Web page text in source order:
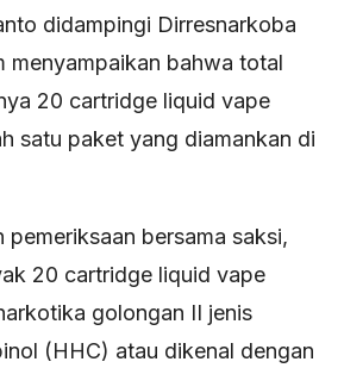
didampingi Dirresnarkoba
menyampaikan bahwa total
20 cartridge liquid vape
satu paket yang diamankan di
pemeriksaan bersama saksi,
20 cartridge liquid vape
golongan II jenis
(HHC) atau dikenal dengan